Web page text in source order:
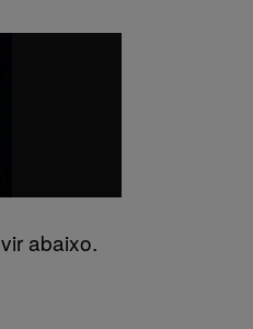
abaixo.